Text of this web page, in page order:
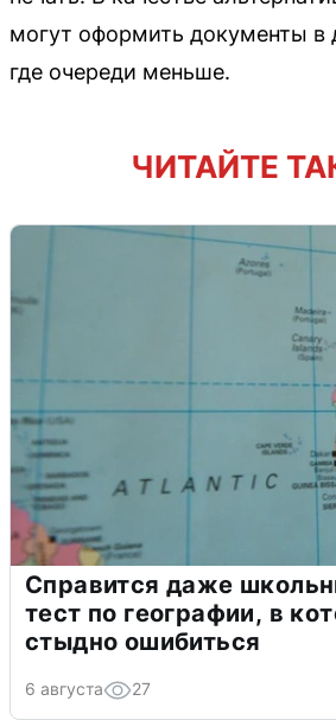
могут оформить документы в
где очереди меньше.
ЧИТАЙТЕ
Справится даже
тест по географии, в
стыдно ошибиться
6 августа 27